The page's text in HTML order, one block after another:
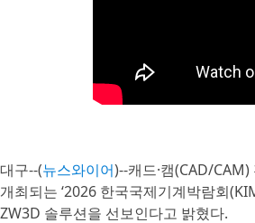
대구--(뉴스와이어)--캐드·캠(CAD/
개최되는 ‘2026 한국국제기계박람회
ZW3D 솔루션을 선보인다고 밝혔다.